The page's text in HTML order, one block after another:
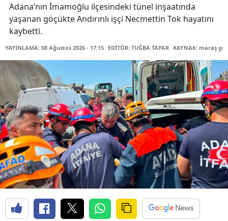
Adana’nın İmamoğlu ilçesindeki tünel inşaatında
yaşanan göçükte Andırınlı işçi Necmettin Tok hayatını
kaybetti.
YAYINLAMA: 08 Ağustos 2026 - 17:15 EDİTÖR: TUĞBA TAPAR KAYNAK: maraş